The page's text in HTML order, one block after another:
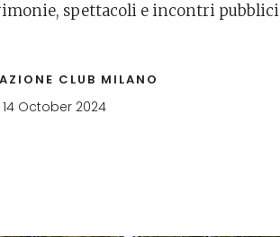
spettacoli e incontri pubblici
CLUB MILANO
14 October 2024